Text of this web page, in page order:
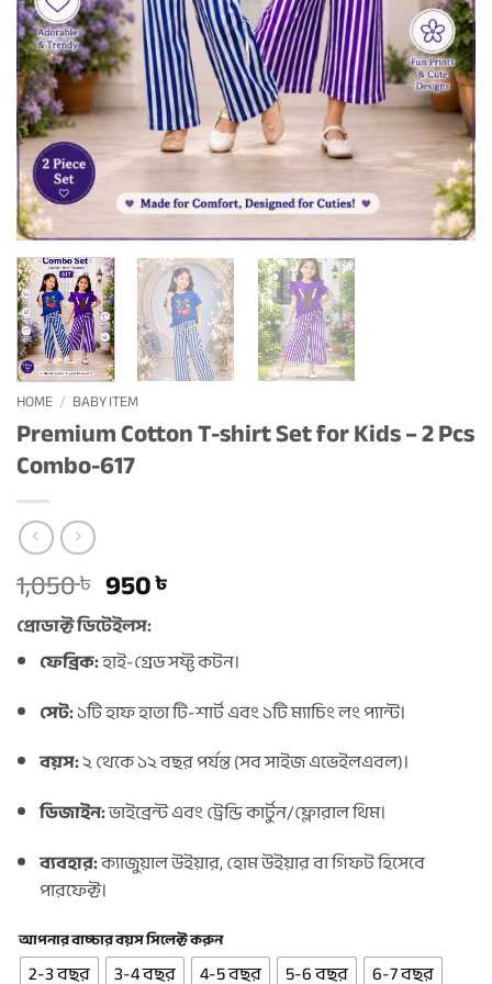
HOME / BABY ITEM
Premium Cotton T-shirt Set for Kids – 2 Pcs
Combo-617
1,050৳ Original
price
was:
1,050 ৳ .
950৳
950 ৳ .
প্রোডাক্ট ডিটেইলস:
ফেব্রিক:হাই-গ্রেড সফ্ট কটন।
সেট:১টি হাফ হাতা টি-শার্ট এবং ১টি ম্যাচিং লং প্যান্ট।
বয়স:২ থেকে ১২ বছর পর্যন্ত (সব সাইজ এভেইলএবল)।
ডিজাইন:ভাইব্রেন্ট এবং ট্রেন্ডি কার্টুন/ফ্লোরাল থিম।
ব্যবহার:ক্যাজুয়াল উইয়ার, হোম উইয়ার বা গিফট হিসেবে
পারফেক্ট।
আপনার বাচ্চার বয়স সিলেক্ট করুন
2-3 বছর 3-4 বছর 4-5 বছর 5-6 বছর
6-7 বছর